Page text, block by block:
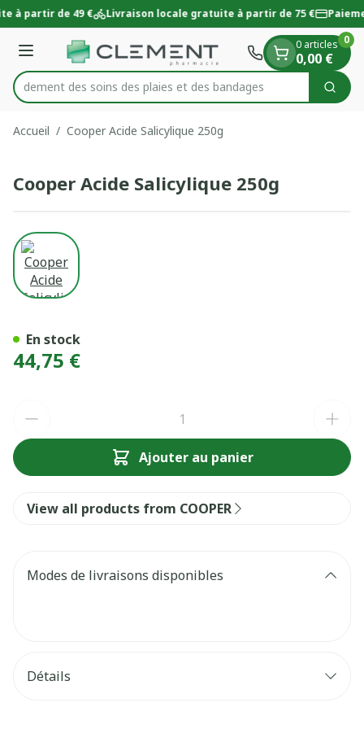
Aller au contenu
1 de 1
à partir de 49 € Livraison locale gratuite à partir de 75 €
Menu
Rechercher
rapidement des soins des plaies et des bandages
0 articles
0,00 €
0
Accueil / Cooper Acide Salicylique 250g
Cooper Acide Salicylique 250g
View larger image
44,75 €
Ajouter au panier
En stock
View all products from COOPER
Modes de livraisons disponibles
Détails